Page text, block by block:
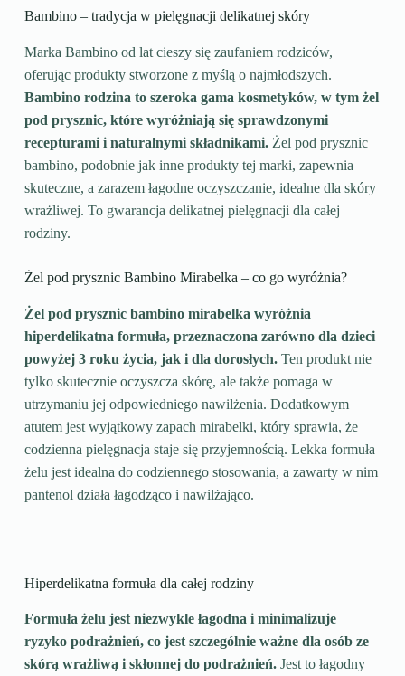
Bambino – tradycja w pielęgnacji delikatnej skóry
Marka Bambino od lat cieszy się zaufaniem rodziców,
oferując produkty stworzone z myślą o najmłodszych.
Bambino rodzina to szeroka gama kosmetyków, w tym żel
pod prysznic, które wyróżniają się sprawdzonymi
recepturami i naturalnymi składnikami.Żel pod prysznic
bambino, podobnie jak inne produkty tej marki, zapewnia
skuteczne, a zarazem łagodne oczyszczanie, idealne dla skóry
wrażliwej. To gwarancja delikatnej pielęgnacji dla całej
rodziny.
Żel pod prysznic Bambino Mirabelka – co go wyróżnia?
Żel pod prysznic bambino mirabelka wyróżnia
hiperdelikatna formuła, przeznaczona zarówno dla dzieci
powyżej 3 roku życia, jak i dla dorosłych.Ten produkt nie
tylko skutecznie oczyszcza skórę, ale także pomaga w
utrzymaniu jej odpowiedniego nawilżenia. Dodatkowym
atutem jest wyjątkowy zapach mirabelki, który sprawia, że
codzienna pielęgnacja staje się przyjemnością. Lekka formuła
żelu jest idealna do codziennego stosowania, a zawarty w nim
pantenol działa łagodząco i nawilżająco.
Hiperdelikatna formuła dla całej rodziny
Formuła żelu jest niezwykle łagodna i minimalizuje
ryzyko podrażnień, co jest szczególnie ważne dla osób ze
skórą wrażliwą i skłonnej do podrażnień.Jest to łagodny